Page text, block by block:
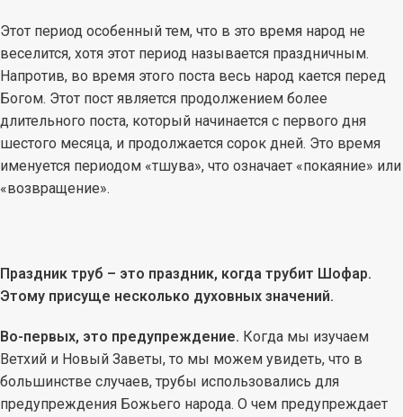
Этот период особенный тем, что в это время народ не
веселится, хотя этот период называется праздничным.
Напротив, во время этого поста весь народ кается перед
Богом. Этот пост является продолжением более
длительного поста, который начинается с первого дня
шестого месяца, и продолжается сорок дней. Это время
именуется периодом «тшува», что означает «покаяние» или
«возвращение».
Праздник труб – это праздник, когда трубит Шофар.
Этому присуще несколько духовных значений.
Во-первых, это предупреждение. Когда мы изучаем
Ветхий и Новый Заветы, то мы можем увидеть, что в
большинстве случаев, трубы использовались для
предупреждения Божьего народа. О чем предупреждает